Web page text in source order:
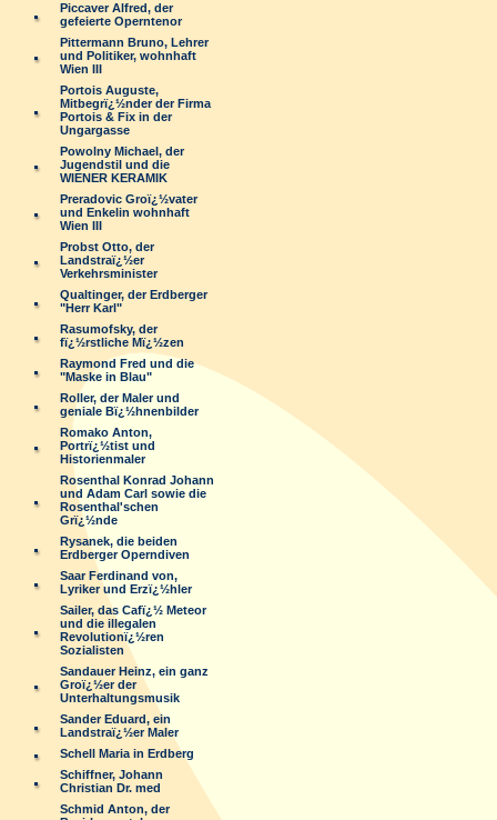
Piccaver Alfred, der
gefeierte Operntenor
Pittermann Bruno, Lehrer
und Politiker, wohnhaft
Wien III
Portois Auguste,
Mitbegrï¿½nder der Firma
Portois & Fix in der
Ungargasse
Powolny Michael, der
Jugendstil und die
WIENER KERAMIK
Preradovic Groï¿½vater
und Enkelin wohnhaft
Wien III
Probst Otto, der
Landstraï¿½er
Verkehrsminister
Qualtinger, der Erdberger
"Herr Karl"
Rasumofsky, der
fï¿½rstliche Mï¿½zen
Raymond Fred und die
"Maske in Blau"
Roller, der Maler und
geniale Bï¿½hnenbilder
Romako Anton,
Portrï¿½tist und
Historienmaler
Rosenthal Konrad Johann
und Adam Carl sowie die
Rosenthal'schen
Grï¿½nde
Rysanek, die beiden
Erdberger Operndiven
Saar Ferdinand von,
Lyriker und Erzï¿½hler
Sailer, das Cafï¿½ Meteor
und die illegalen
Revolutionï¿½ren
Sozialisten
Sandauer Heinz, ein ganz
Groï¿½er der
Unterhaltungsmusik
Sander Eduard, ein
Landstraï¿½er Maler
Schell Maria in Erdberg
Schiffner, Johann
Christian Dr. med
Schmid Anton, der